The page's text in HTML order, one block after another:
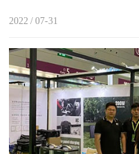
2022 / 07-31